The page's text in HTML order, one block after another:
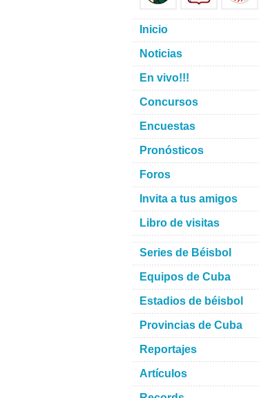
Inicio
Noticias
En vivo!!!
Concursos
Encuestas
Pronósticos
Foros
Invita a tus amigos
Libro de visitas
Series de Béisbol
Equipos de Cuba
Estadios de béisbol
Provincias de Cuba
Reportajes
Artículos